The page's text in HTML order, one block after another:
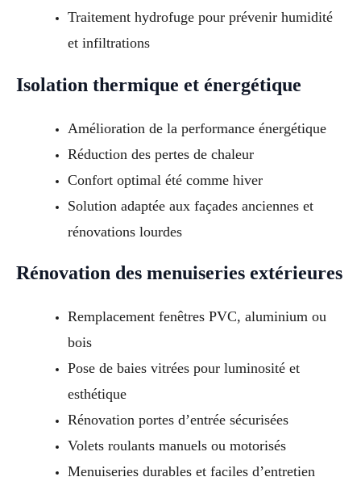
Traitement hydrofuge pour prévenir humidité
et infiltrations
Isolation thermique et énergétique
Amélioration de la performance énergétique
Réduction des pertes de chaleur
Confort optimal été comme hiver
Solution adaptée aux façades anciennes et
rénovations lourdes
Rénovation des menuiseries extérieures
Remplacement fenêtres PVC, aluminium ou
bois
Pose de baies vitrées pour luminosité et
esthétique
Rénovation portes d’entrée sécurisées
Volets roulants manuels ou motorisés
Menuiseries durables et faciles d’entretien